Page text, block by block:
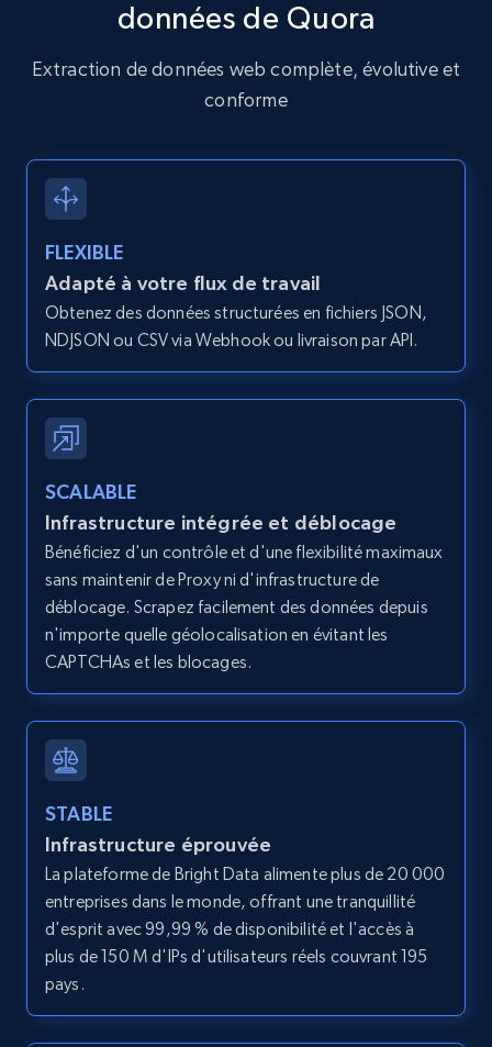
15.3K+ 2.2K+ Essai gratuit
Place id, URL, Country, Name, Category,
Address, Description, Business details, and
more.
13.3K+ 1.7K+ Essai gratuit
records by location search
Place id, URL, Country, Name, Category,
more.
13.3K+ 1.7K+ Essai gratuit
Google Maps full information - Collect
Google Maps Businesses data by place id
Place id, URL, Country, Name, Category,
Address, Description, Business details, and
more.
13.3K+ 1.7K+
Google Maps full information - Discover
données de Quora
Extraction de données web complète, évolutive et
conforme
FLEXIBLE
Adapté à votre flux de travail
Obtenez des données structurées en fichiers JSON,
NDJSON ou CSV via Webhook ou livraison par API.
SCALABLE
Infrastructure intégrée et déblocage
Bénéficiez d'un contrôle et d'une flexibilité maximaux
sans maintenir de Proxy ni d'infrastructure de
déblocage. Scrapez facilement des données depuis
n'importe quelle géolocalisation en évitant les
CAPTCHAs et les blocages.
STABLE
Infrastructure éprouvée
La plateforme de Bright Data alimente plus de 20 000
entreprises dans le monde, offrant une tranquillité
d'esprit avec 99,99 % de disponibilité et l'accès à
plus de 150 M d'IPs d'utilisateurs réels couvrant 195
pays.